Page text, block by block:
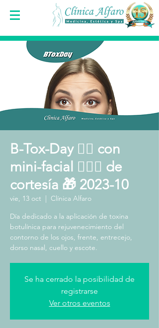
B-Tox-Day 👩‍⚕️ con
mini-facial 🧖🏻‍♀️ de
cortesía 🎁 2023-10
vie, 13 oct
  |
Clínica Alfaro
Día dedicado a la aplicación de toxina
botulínica para rejuvenecimiento del
contorno de los ojos, frente, entrecejo,
dorso nasal, cuello y escote.
Se ha cerrado la posibilidad de
registrarse
Ver otros eventos